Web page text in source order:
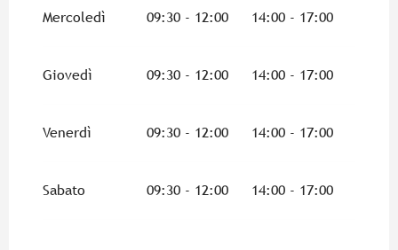
Mercoledì 09:30 - 12:00 14:00 - 17:00
Giovedì 09:30 - 12:00 14:00 - 17:00
Venerdì 09:30 - 12:00 14:00 - 17:00
Sabato 09:30 - 12:00 14:00 - 17:00